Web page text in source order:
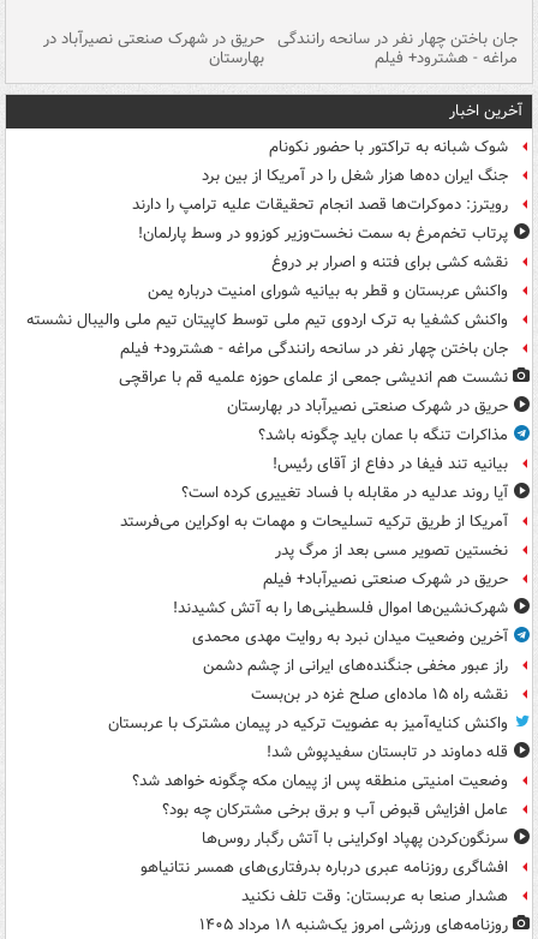
جان باختن چهار نفر در سانحه رانندگی
مراغه - هشترود+ فیلم
حریق در شهرک صنعتی نصیرآباد در
بهارستان
آخرین اخبار
شوک شبانه به تراکتور با حضور نکونام
جنگ ایران ده‌ها هزار شغل را در آمریکا از بین برد
رویترز: دموکرات‌ها قصد انجام تحقیقات علیه ترامپ را دارند
پرتاب تخم‌مرغ به سمت نخست‌وزیر کوزوو در وسط پارلمان!
نقشه کشی برای فتنه و اصرار بر دروغ
واکنش عربستان و قطر به بیانیه شورای امنیت درباره یمن
واکنش کشفیا به ترک اردوی تیم ملی توسط کاپیتان تیم ملی والیبال نشسته
جان باختن چهار نفر در سانحه رانندگی مراغه - هشترود+ فیلم
نشست هم اندیشی جمعی از علمای حوزه علمیه قم با عراقچی
حریق در شهرک صنعتی نصیرآباد در بهارستان
مذاکرات تنگه با عمان باید چگونه باشد؟
بیانیه تند فیفا در دفاع از آقای رئیس!
آیا روند عدلیه در مقابله با فساد تغییری کرده است؟
آمریکا از طریق ترکیه تسلیحات و مهمات به اوکراین می‌فرستد
نخستین تصویر مسی بعد از مرگ پدر
حریق در شهرک صنعتی نصیرآباد+ فیلم
شهرک‌نشین‌ها اموال فلسطینی‌ها را به آتش کشیدند!
آخرین وضعیت میدان نبرد به روایت مهدی محمدی
راز عبور مخفی جنگنده‌های ایرانی از چشم دشمن
نقشه راه ۱۵ ماده‌ای صلح غزه در بن‌بست
واکنش کنایه‌آمیز به عضویت ترکیه در پیمان مشترک با عربستان
قله دماوند در تابستان سفیدپوش شد!
وضعیت امنیتی منطقه پس از پیمان مکه چگونه خواهد شد؟
عامل افزایش قبوض آب و برق برخی مشترکان چه بود؟
سرنگون‌کردن پهپاد اوکراینی با آتش رگبار روس‌ها
افشاگری روزنامه عبری درباره بدرفتاری‌های همسر نتانیاهو
هشدار صنعا به عربستان: وقت تلف نکنید
روزنامه‌های ورزشی امروز یک‌شنبه ۱۸ مرداد ۱۴۰۵